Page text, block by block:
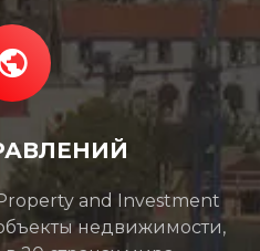
and Investment
недвижимости,